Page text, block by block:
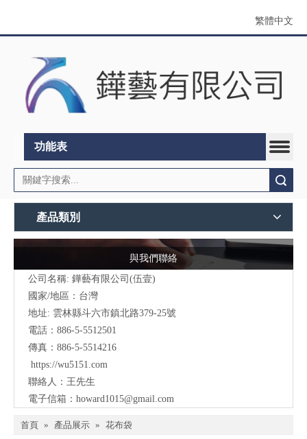
繁體中文
功能表
產品類別
與我們聯絡
公司名稱: 鏵藝有限公司(伍壹)
國家/地區：台灣
地址: 雲林縣斗六市鎮北路379-25號
電話：886-5-5512501
傳真：886-5-5514216
https://wu5151.com
聯絡人：王先生
電子信箱： howard1015@gmail.com
首頁 » 產品展示 » 花布袋